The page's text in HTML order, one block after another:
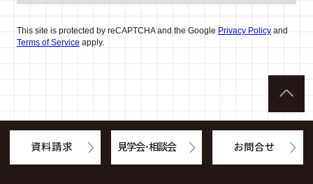
This site is protected by reCAPTCHA and the Google Privacy Policyand
Terms of Service apply.
資料請求 見学会・相談会 お問合せ